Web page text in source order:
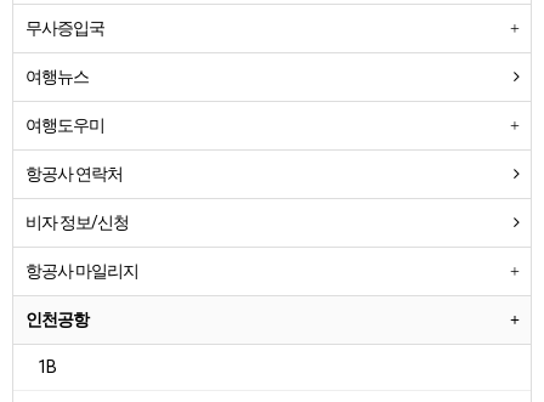
무사증입국
여행뉴스
여행도우미
항공사 연락처
비자 정보/신청
항공사 마일리지
인천공항
1B